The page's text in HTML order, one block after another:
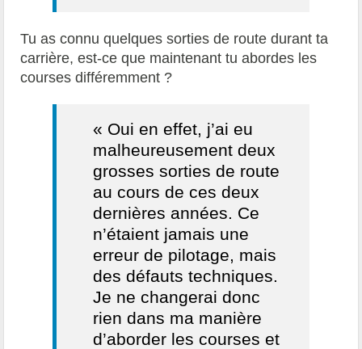
Tu as connu quelques sorties de route durant ta
carrière, est-ce que maintenant tu abordes les
courses différemment ?
« Oui en effet, j’ai eu
malheureusement deux
grosses sorties de route
au cours de ces deux
dernières années. Ce
n’étaient jamais une
erreur de pilotage, mais
des défauts techniques.
Je ne changerai donc
rien dans ma manière
d’aborder les courses et